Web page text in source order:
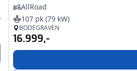
AllRoad
107 pk (79 kW)
BODEGRAVEN
16.999,-